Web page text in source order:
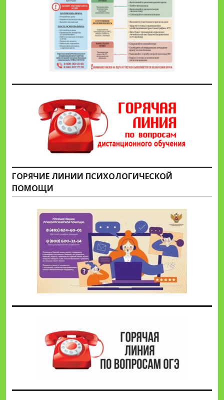
ГОРЯЧИЕ ЛИНИИ ПСИХОЛОГИЧЕСКОЙ
ПОМОЩИ